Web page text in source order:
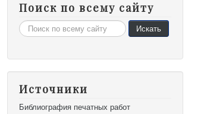
Поиск по всему сайту
Искать... Искать
Источники
Библиография печатных работ